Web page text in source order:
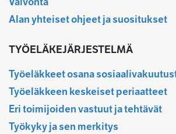
Alan yhteiset ohjeet ja suositukset
TYÖELÄKEJÄRJESTELMÄ
Työeläkkeet osana
Työeläkkeen keskeiset periaatteet
Eri toimijoiden vastuut ja tehtävät
Työkyky ja sen merkitys